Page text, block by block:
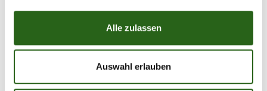
Alle zulassen
Auswahl erlauben
Weitere News